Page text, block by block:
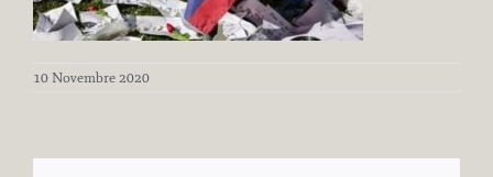
10 Novembre 2020